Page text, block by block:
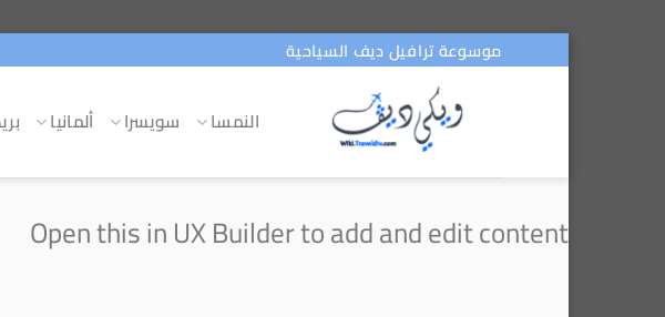
موسوعة ترافيل ديف السياحية
النمسا سويسرا ألمانيا
Open this in UX Builder to add and edit content